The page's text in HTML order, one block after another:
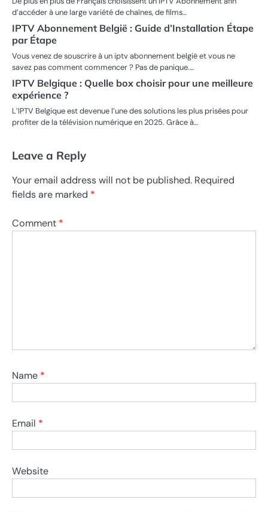
d’accéder à une large variété de chaînes, de films…
IPTV Abonnement België : Guide d’Installation Étape
par Étape
Vous venez de souscrire à un iptv abonnement belgië et vous ne
savez pas comment commencer ? Pas de panique.…
IPTV Belgique : Quelle box choisir pour une meilleure
expérience ?
L’IPTV Belgique est devenue l’une des solutions les plus prisées pour
profiter de la télévision numérique en 2025. Grâce à…
Leave a Reply
Your email address will not be published. Required
fields are marked *
Comment *
Name *
Email *
Website